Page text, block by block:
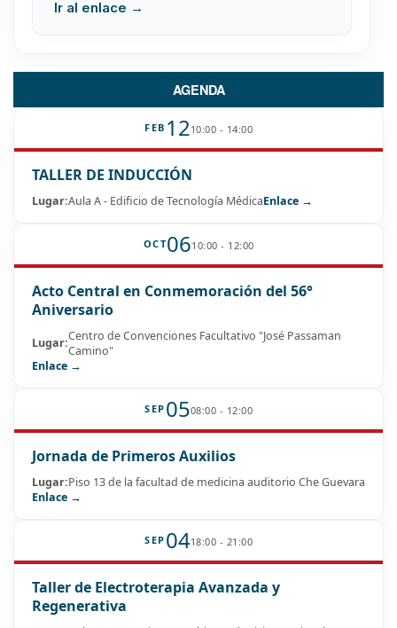
Ir al enlace →
AGENDA
FEB 1210:00 - 14:00
TALLER DE INDUCCIÓN
Lugar:Aula A - Edificio de Tecnología MédicaEnlace →
OCT0610:00 - 12:00
Acto Central en Conmemoración del 56°
Aniversario
Lugar:Centro de Convenciones Facultativo "José Passaman
Camino"
Enlace →
SEP 0508:00 - 12:00
Jornada de Primeros Auxilios
Lugar:Piso 13 de la facultad de medicina auditorio Che Guevara
Enlace →
SEP 0418:00 - 21:00
Taller de Electroterapia Avanzada y
Regenerativa